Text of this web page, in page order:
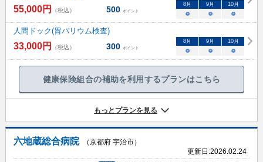
55,000円 （税込） 500 ポイント
8 月 9 月 10月
○ ○ ○
人間ドック(胃バリウム検査)
33,000円 （税込） 300 ポイント
8 月 9 月 10月
○ ○ ○
健康保険組合の補助を利用するプランはこちら
もっとプランを見る
六地蔵総合病院
（京都府 宇治市）
更新日:2026.02.24